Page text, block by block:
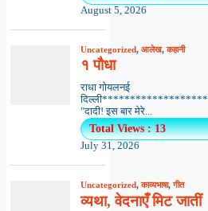
August 5, 2026
Uncategorized, आलेख,कहानी
१ पौधा
राधा गोयलनई
"दादी! इस बार मेरे...
Total Views : 13
July 31, 2026
Uncategorized,काव्यभाषा,गीत
व्यथा, वेदनाएँ मिट जातीं